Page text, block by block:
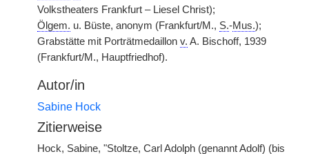
Volkstheaters Frankfurt – Liesel Christ);
Ölgem. u. Büste, anonym (Frankfurt/M., S.-Mus.);
Grabstätte mit Porträtmedaillon v. A. Bischoff, 1939
(Frankfurt/M., Hauptfriedhof).
Autor/in
Sabine Hock
Zitierweise
Hock, Sabine, "Stoltze, Carl Adolph (genannt Adolf) (bis